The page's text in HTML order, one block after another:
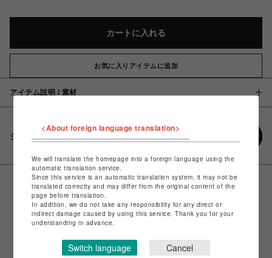
カートに入れる
お気に入りアイテムに追加
アイテム説明 / 素材
シェアする
<About foreign language translation>
We will translate the homepage into a foreign language using the
automatic translation service.
Since this service is an automatic translation system, it may not be
translated correctly and may differ from the original content of the
page before translation.
In addition, we do not take any responsibility for any direct or
indirect damage caused by using this service. Thank you for your
understanding in advance.
Switch language Cancel